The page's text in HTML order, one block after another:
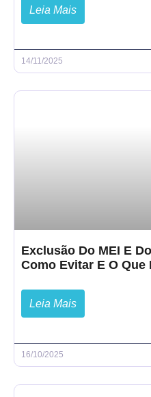
Leia Mais
14/11/2025
Exclusão Do MEI E
Como Evitar E O Que
Leia Mais
16/10/2025